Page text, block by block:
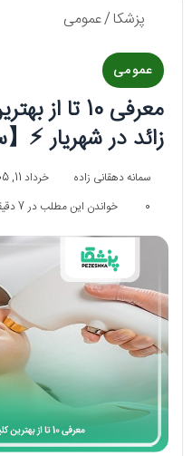
پزشکا/عمومی
عمومی
معرفی 10 تا
زائد در شهریار ⚡【سال
سمانه دهقانی زاده خرداد 11, 1405
0
خواندن این مطلب در 7 دقیقه